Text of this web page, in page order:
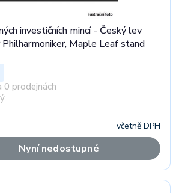
investičních mincí - Český lev
Maple Leaf stand
0 prodejnách
včetně DPH
Nyní nedostupné